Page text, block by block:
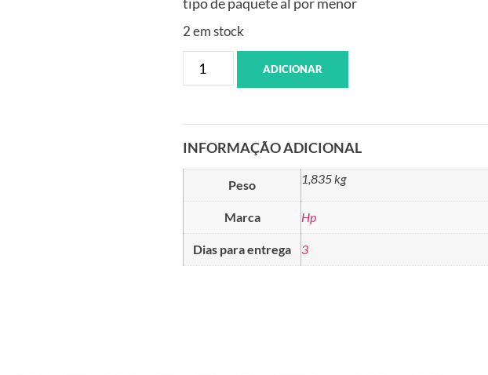
2 em stock
ADICIONAR
INFORMAÇÃO ADICIONAL
Peso 1,835 kg
Marca Hp
Dias para entrega 3